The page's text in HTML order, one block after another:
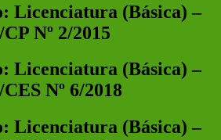
Licenciatura (Básica) –
Nº 2/2015
Licenciatura (Básica) –
Nº 6/2018
Licenciatura (Básica) –